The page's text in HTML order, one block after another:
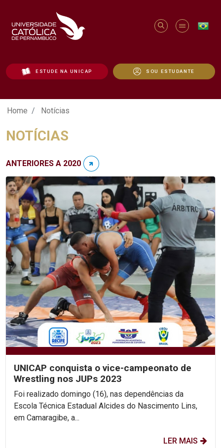
ESTUDE NA UNICAP SOU ESTUDANTE
Notícias - Unicap
Home Notícias
NOTÍCIAS
ANTERIORES A 2020
UNICAP conquista o vice-campeonato de
Wrestling nos JUPs 2023
Foi realizado domingo (16), nas dependências da
Escola Técnica Estadual Alcides do Nascimento Lins,
em Camaragibe, a...
LER MAIS